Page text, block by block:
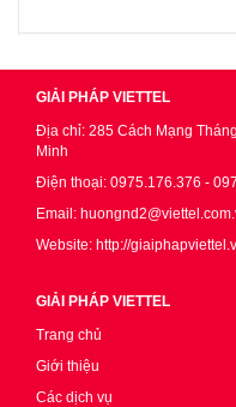
GIẢI PHÁP VIETTEL
Địa chỉ: 285 Cách Mạng
Minh
Điện thoại: 0975.176.376 -
Email:
Website: http://
GIẢI PHÁP VIETTEL
Trang chủ
Giới thiệu
Các dịch vụ